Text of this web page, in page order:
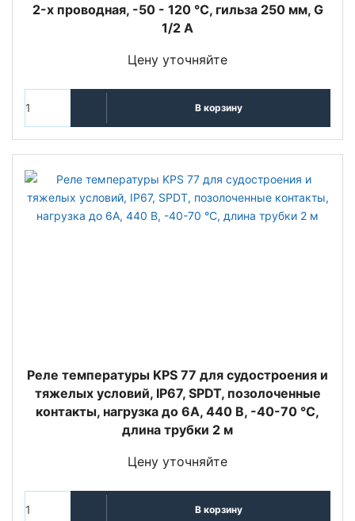
2-х проводная, -50 - 120 °C, гильза 250 мм, G
1/2 A
Цену уточняйте
В корзину
Реле температуры KPS 77 для судостроения и
тяжелых условий, IP67, SPDT, позолоченные
контакты, нагрузка до 6А, 440 В, -40-70 °C,
длина трубки 2 м
Цену уточняйте
В корзину